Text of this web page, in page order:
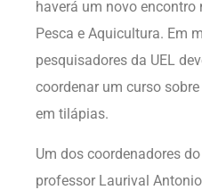
haverá um novo encontro
Pesca e Aquicultura. Em
pesquisadores da UEL
coordenar um curso
em tilápias.
Um dos coordenadores
professor Laurival